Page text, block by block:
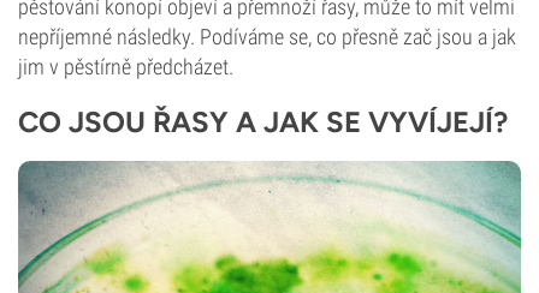
pěstování konopí objeví a přemnoží řasy, může to mít velmi
nepříjemné následky. Podíváme se, co přesně zač jsou a jak
jim v pěstírně předcházet.
CO JSOU ŘASY A JAK SE VYVÍJEJÍ?